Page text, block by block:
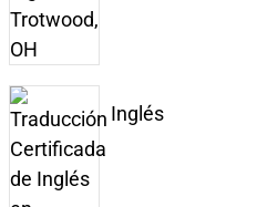
Inglés